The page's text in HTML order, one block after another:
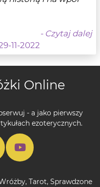
- Czytaj dalej
11-2022
Online
- a jako pierwszy
ezoterycznych.
, Tarot, Sprawdzone